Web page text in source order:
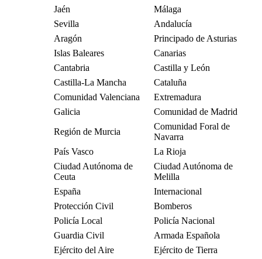
Jaén
Málaga
Sevilla
Andalucía
Aragón
Principado de Asturias
Islas Baleares
Canarias
Cantabria
Castilla y León
Castilla-La Mancha
Cataluña
Comunidad Valenciana
Extremadura
Galicia
Comunidad de Madrid
Región de Murcia
Comunidad Foral de
Navarra
País Vasco
La Rioja
Ciudad Autónoma de
Ceuta
Ciudad Autónoma de
Melilla
España
Internacional
Protección Civil
Bomberos
Policía Local
Policía Nacional
Guardia Civil
Armada Española
Ejército del Aire
Ejército de Tierra